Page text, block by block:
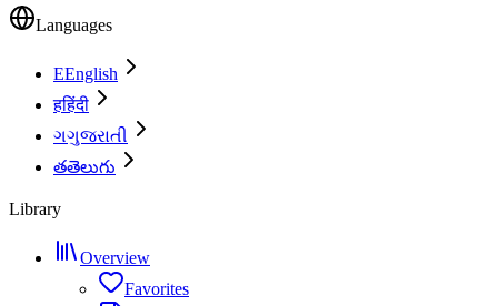
Languages
EEnglish
हहिंदी
ગગુજરાતી
తతెలుగు
Library
Overview
Favorites